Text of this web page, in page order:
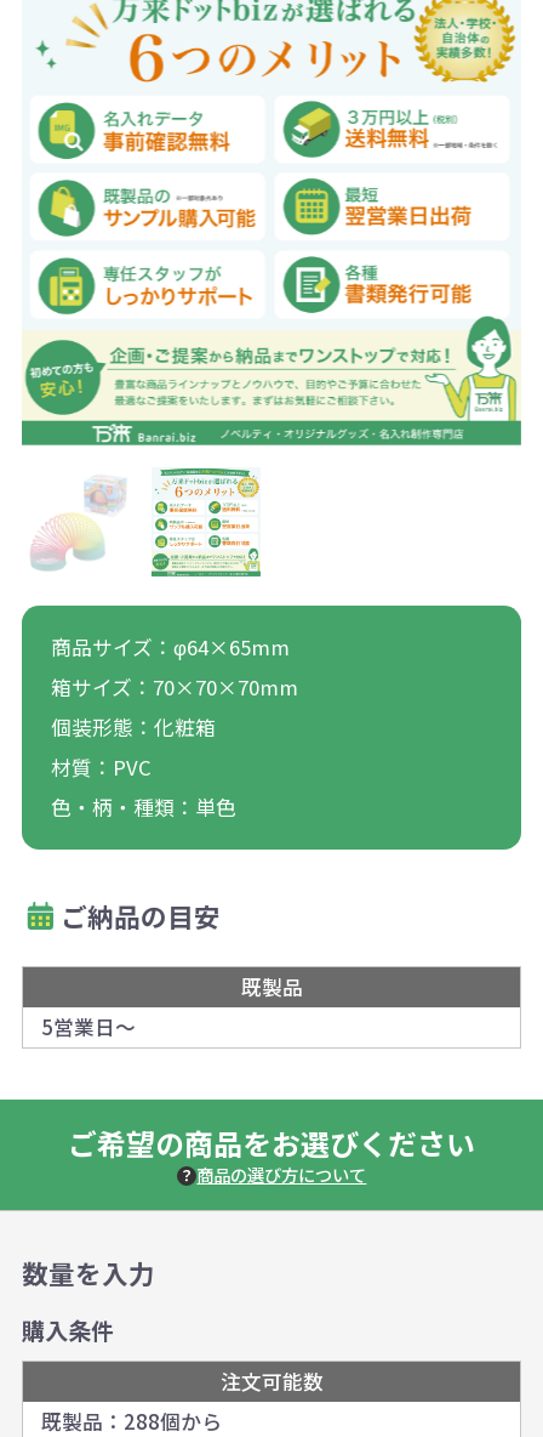
商品サイズ：φ64×65mm
箱サイズ：70×70×70mm
個装形態：化粧箱
材質：PVC
色・柄・種類：単色
ご納品の目安
既製品
5営業日～
ご希望の商品をお選びください
商品の選び方について
数量を入力
購入条件
注文可能数
既製品：288個から